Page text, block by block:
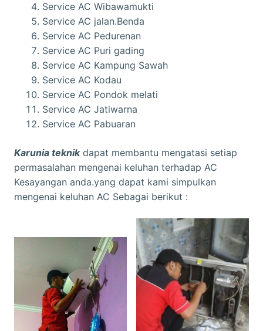
Service AC Wibawamukti
Service AC jalan.Benda
Service AC Pedurenan
Service AC Puri gading
Service AC Kampung Sawah
Service AC Kodau
Service AC Pondok melati
Service AC Jatiwarna
Service AC Pabuaran
Karunia teknikdapat membantu mengatasi setiap
permasalahan mengenai keluhan terhadap AC
Kesayangan anda.yang dapat kami simpulkan
mengenai keluhan AC Sebagai berikut :